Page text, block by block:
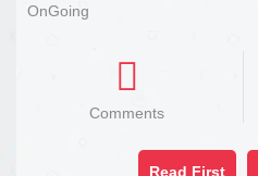
OnGoing
Comments
Read First